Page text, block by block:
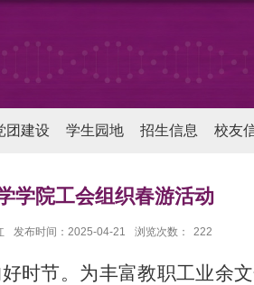
团建设 学生园地 招生信息 校友
学院工会组织春游活动
发布时间：2025-04-21 浏览次数： 222
时节。为丰富教职工业余